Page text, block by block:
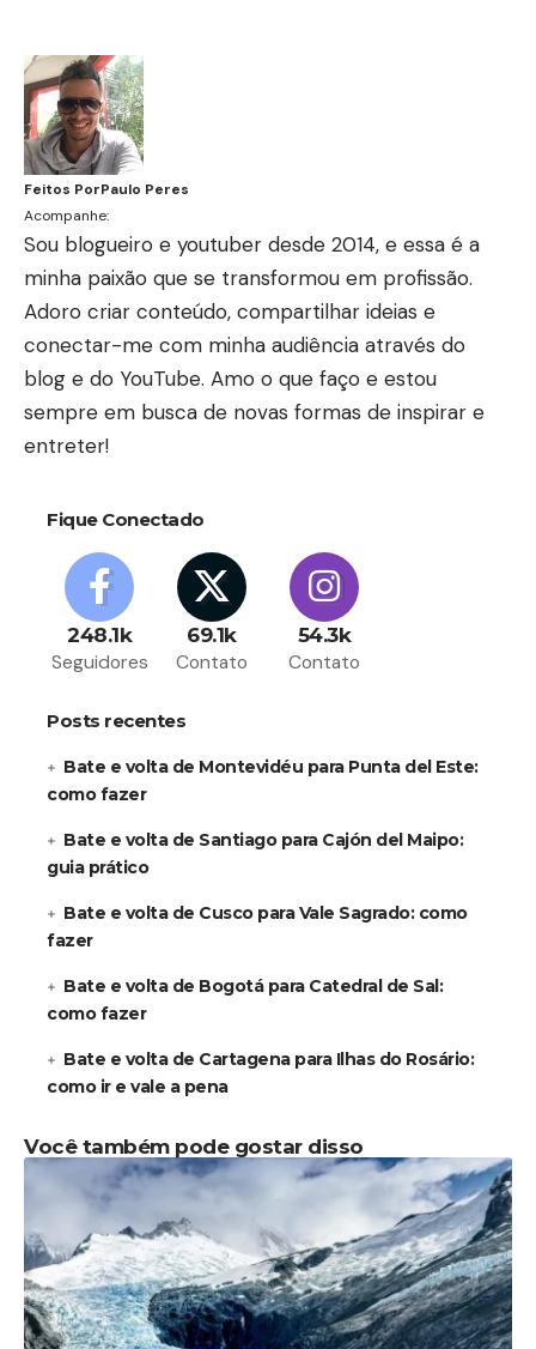
Feitos PorPaulo Peres
Acompanhe:
Sou blogueiro e youtuber desde 2014, e essa é a
minha paixão que se transformou em profissão.
Adoro criar conteúdo, compartilhar ideias e
conectar-me com minha audiência através do
blog e do YouTube. Amo o que faço e estou
sempre em busca de novas formas de inspirar e
entreter!
Fique Conectado
248.1k
Seguidores
69.1k
Contato
54.3k
Contato
Posts recentes
Bate e volta de Montevidéu para Punta del Este:
como fazer
Bate e volta de Santiago para Cajón del Maipo:
guia prático
Bate e volta de Cusco para Vale Sagrado: como
fazer
Bate e volta de Bogotá para Catedral de Sal:
como fazer
Bate e volta de Cartagena para Ilhas do Rosário:
como ir e vale a pena
Você também pode gostar disso